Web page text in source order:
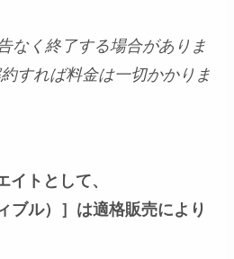
なく終了する場合がありま
すれば料金は一切かかりま
トとして、
ブル）］は適格販売により